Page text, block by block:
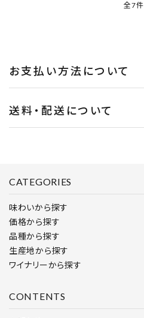
全7件
お支払い方法について
送料・配送について
CATEGORIES
味わいから探す
価格から探す
品種から探す
生産地から探す
ワイナリーから探す
CONTENTS